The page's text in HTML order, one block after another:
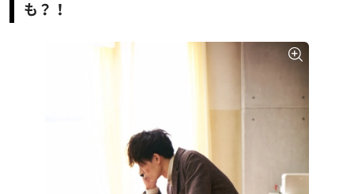
も？！